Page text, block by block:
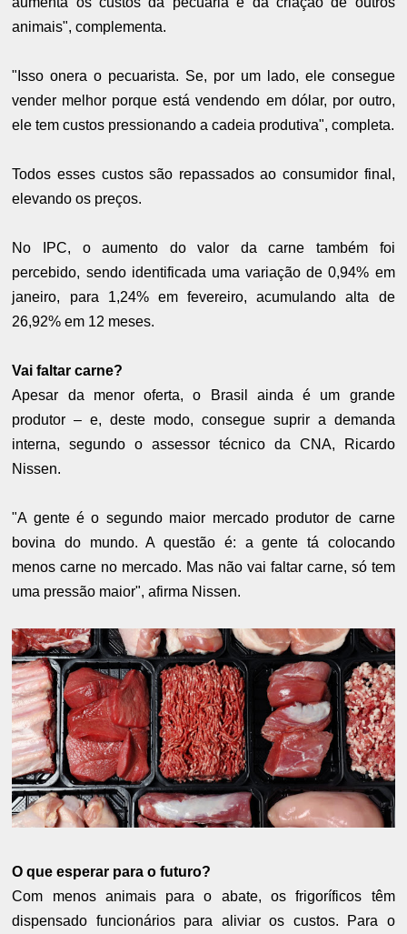
animais", complementa.
"Isso onera o pecuarista. Se, por um lado, ele consegue
vender melhor porque está vendendo em dólar, por outro,
ele tem custos pressionando a cadeia produtiva", completa.
Todos esses custos são repassados ao consumidor final,
elevando os preços.
No IPC, o aumento do valor da carne também foi
percebido, sendo identificada uma variação de 0,94% em
janeiro, para 1,24% em fevereiro, acumulando alta de
26,92% em 12 meses.
Vai faltar carne?
Apesar da menor oferta, o Brasil ainda é um grande
produtor – e, deste modo, consegue suprir a demanda
interna, segundo o assessor técnico da CNA, Ricardo
Nissen.
"A gente é o segundo maior mercado produtor de carne
bovina do mundo. A questão é: a gente tá colocando
menos carne no mercado. Mas não vai faltar carne, só tem
uma pressão maior", afirma Nissen.
O que esperar para o futuro?
Com menos animais para o abate, os frigoríficos têm
dispensado funcionários para aliviar os custos. Para o